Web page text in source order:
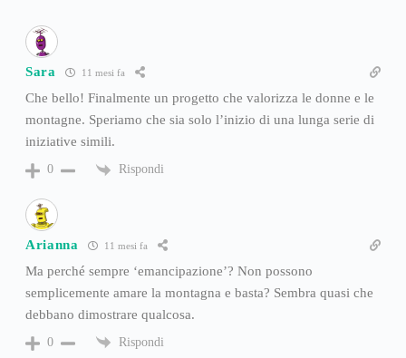
Sara 11 mesi fa
Che bello! Finalmente un progetto che valorizza le donne e le
montagne. Speriamo che sia solo l’inizio di una lunga serie di
iniziative simili.
0 Rispondi
Arianna 11 mesi fa
Ma perché sempre ‘emancipazione’? Non possono
semplicemente amare la montagna e basta? Sembra quasi che
debbano dimostrare qualcosa.
0 Rispondi